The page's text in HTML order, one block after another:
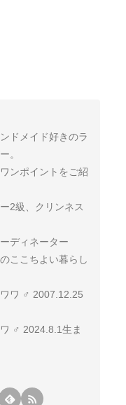
ドメイド好きのラ
。
ンポイントをご紹
2級、クリンネス
ディネーター
ここちよい暮らし
ワ ♂ 2007.12.25
2024.8.1生ま